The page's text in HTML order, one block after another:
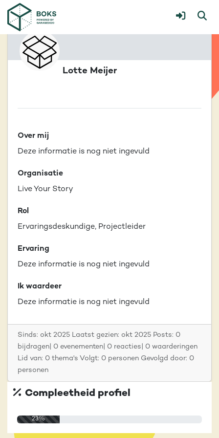
Lotte Meijer
Over mij
Deze informatie is nog niet ingevuld
Organisatie
Live Your Story
Rol
Ervaringsdeskundige, Projectleider
Ervaring
Deze informatie is nog niet ingevuld
Ik waardeer
Deze informatie is nog niet ingevuld
Sinds: okt 2025 Laatst gezien: okt 2025 Posts: 0
bijdragen| 0 evenementen| 0 reacties| 0 waarderingen
Lid van: 0 thema's Volgt: 0 personen Gevolgd door: 0
personen
Compleetheid profiel
23%